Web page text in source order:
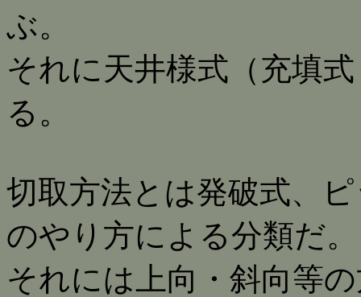
ぶ。
それに天井様式（充填
る。
切取方法とは発破式、
のやり方による分類だ。
それには上向・斜向等